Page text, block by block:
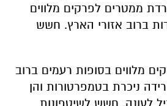
ממטרים לפרקים מלווים
ברוב אזורי הארץ. חשש
מלווים בסופות רעמים ברוב
ניכרת בטמפרטורות והן
לעונה. חשש לשיטפונות